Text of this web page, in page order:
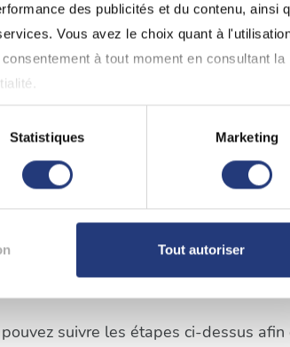
des publicités et du contenu, ainsi
Vous avez le choix quant à
à tout moment en consultant la
être précises à plusieurs mètres près
caractéristiques spécifiques (empreintes
d'offrir des fonctionnalités relatives aux
sur l'utilisation de notre site avec
Statistiques Marketing
Tout autoriser
CAROLINE FERNANDEZ
Brioux-Sur-Boutonne (79170)
0549075534
à Moncoutant-sur-
il est obligatoire de
du permis. La première étape
vous devrez prendre rendez-
exigences spécifiques du
suivre les étapes ci-dessus